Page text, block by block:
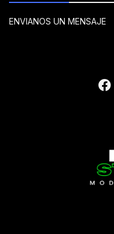
ENVIANOS UN MENSAJE